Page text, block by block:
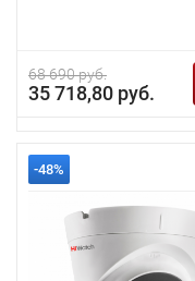
68 690 руб.
35 718,80 руб.
-48%